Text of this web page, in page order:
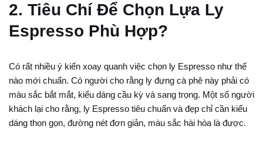
2. Tiêu Chí Để Chọn Lựa Ly
Espresso Phù Hợp?
Có rất nhiều ý kiến xoay quanh việc chọn ly Espresso như thế
nào mới chuẩn. Có người cho rằng ly đựng cà phê này phải có
màu sắc bắt mắt, kiểu dáng cầu kỳ và sang trọng. Một số người
khách lại cho rằng, ly Espresso tiêu chuẩn và đẹp chỉ cần kiểu
dáng thon gọn, đường nét đơn giản, màu sắc hài hòa là được.